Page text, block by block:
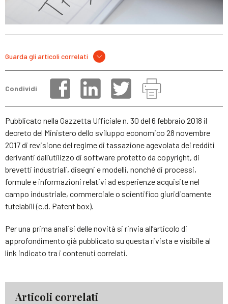
Guarda gli articoli correlati
Condividi
Pubblicato nella Gazzetta Ufficiale n. 30 del 6 febbraio 2018 il
decreto del Ministero dello sviluppo economico 28 novembre
2017 di revisione del regime di tassazione agevolata dei redditi
derivanti dall’utilizzo di software protetto da copyright, di
brevetti industriali, disegni e modelli, nonché di processi,
formule e informazioni relativi ad esperienze acquisite nel
campo industriale, commerciale o scientifico giuridicamente
tutelabili (c.d. Patent box).
Per una prima analisi delle novità si rinvia all’articolo di
approfondimento già pubblicato su questa rivista e visibile al
link indicato tra i contenuti correlati.
Articoli correlati